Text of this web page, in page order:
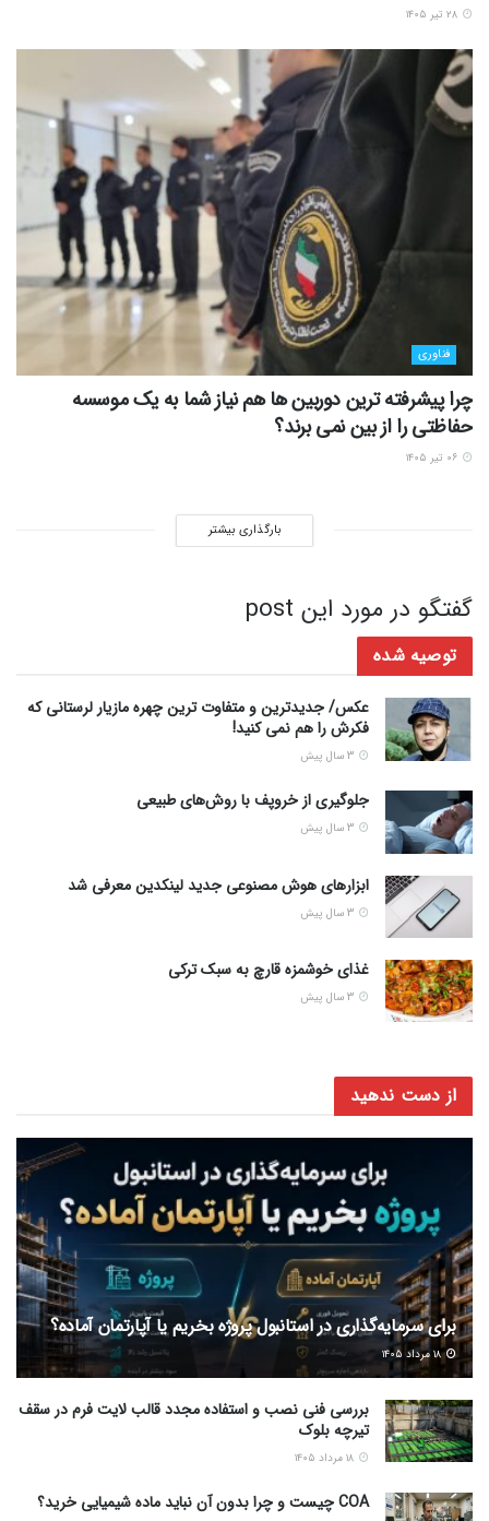
فناوری
چرا پیشرفته ترین دوربین ها هم نیاز شما به یک موسسه
حفاظتی را از بین نمی برند؟
بارگذاری بیشتر
گفتگو در مورد این post
توصیه شده
عکس/ جدیدترین و متفاوت ترین چهره مازیار لرستانی که
فکرش را هم نمی کنید!
جلوگیری از خروپف با روش‌های طبیعی
ابزارهای هوش مصنوعی جدید لینکدین معرفی شد
غذای خوشمزه قارچ به سبک ترکی
از دست ندهید
برای سرمایه‌گذاری در استانبول پروژه بخریم یا آپارتمان آماده؟
۱۸ مرداد ۱۴۰۵
بررسی فنی نصب و استفاده مجدد قالب لایت فرم در سقف
تیرچه بلوک
COA چیست و چرا بدون آن نباید ماده شیمیایی خرید؟